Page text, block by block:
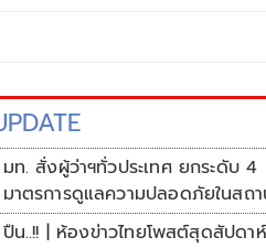
มท. สั่งผู้ว่าฯทั่วประเทศ ยกระดับ 4
มาตรการดูแลความปลอดภัยในสถ
ศึกษา
ปืน..!! | ห้องข่าวไทยโพสต์สุดสัปดาห์